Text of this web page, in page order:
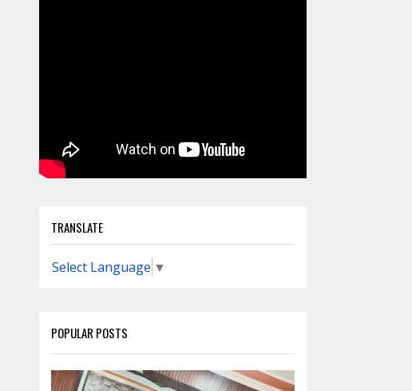
TRANSLATE
Select Language ▼
POPULAR POSTS